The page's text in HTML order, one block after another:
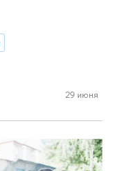
29 июня